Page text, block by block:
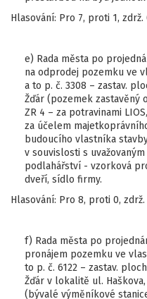
Hlasování: Pro 7, proti 1, zdrž.
e) Rada města po
na odprodej pozemku ve
a to p. č. 3308 – zastav.
Žďár (pozemek zastavěný
ZR 4 – za potravinami
za účelem
budoucího vlastníka
v souvislosti s
podlahářství - vzorková
dveří, sídlo firmy.
Hlasování: Pro 8, proti 0, zdrž.
f) Rada města po
pronájem pozemku ve
to p. č. 6122 – zastav.
Žďár v lokalitě ul.
(bývalé výměníkové